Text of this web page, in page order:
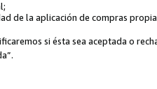
de la aplicación de compras
si ésta sea aceptada o